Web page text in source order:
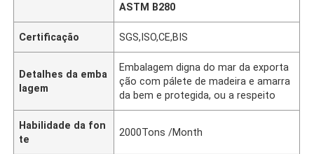
ASTM B280
Certificação SGS,ISO,CE,BIS
Detalhes da emba
lagem
Embalagem digna do mar da exporta
ção com pálete de madeira e amarra
da bem e protegida, ou a respeito
Habilidade da fon
te
2000Tons /Month